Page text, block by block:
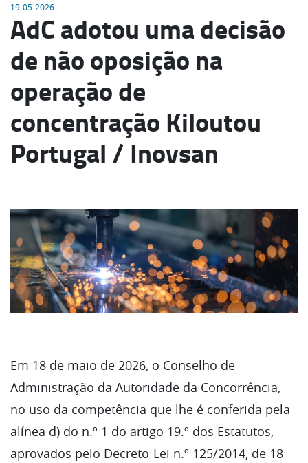
19-05-2026
AdC adotou uma decisão
de não oposição na
operação de
concentração Kiloutou
Portugal / Inovsan
Em 18 de maio de 2026, o Conselho de
Administração da Autoridade da Concorrência,
no uso da competência que lhe é conferida pela
alínea d) do n.º 1 do artigo 19.º dos Estatutos,
aprovados pelo Decreto-Lei n.º 125/2014, de 18